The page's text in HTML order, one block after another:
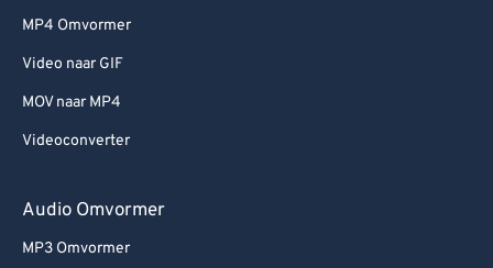
MP4 Omvormer
Video naar GIF
MOV naar MP4
Videoconverter
Audio Omvormer
MP3 Omvormer